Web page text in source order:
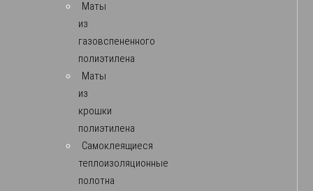
Маты
из
газовспененного
полиэтилена
Маты
из
крошки
полиэтилена
Самоклеящиеся
теплоизоляционные
полотна